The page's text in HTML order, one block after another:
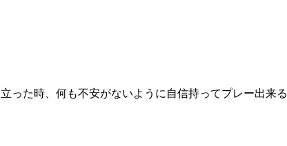
った時、何も不安がないように自信持ってプレー出来る